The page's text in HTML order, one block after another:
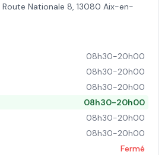
Nationale 8, 13080 Aix-en-
08h30-20h00
08h30-20h00
08h30-20h00
08h30-20h00
08h30-20h00
08h30-20h00
Fermé